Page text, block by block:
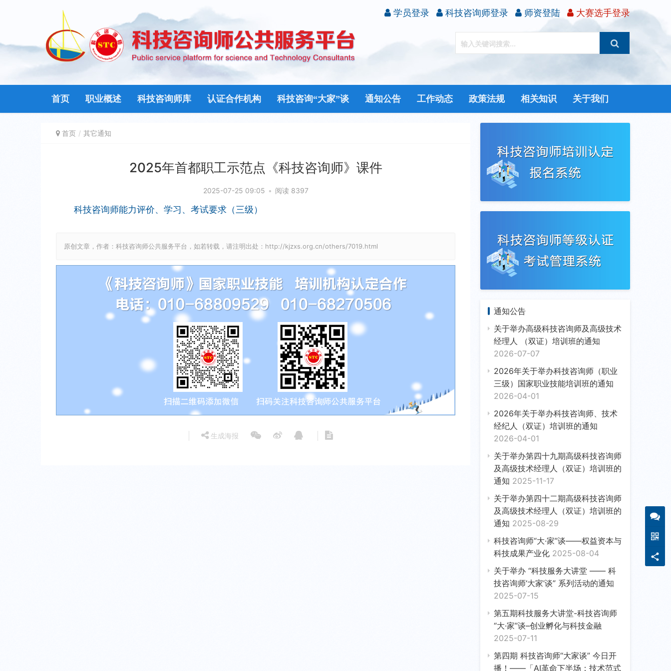
学员登录 科技咨询师登录 师资登陆 大赛选手登录
首页 职业概述 科技咨询师库 认证合作机构 科技咨询“大家”谈 通知公告 工作动态 政策法规 相关知识 关于我们
首页 其它通知
2025年首都职工示范点《科技咨询师》课件
2025-07-25 09:05 • 阅读 8397
科技咨询师能力评价、学习、考试要求（三级）
原创文章，作者：科技咨询师公共服务平台，如若转载，请注明出处：http://kjzxs.org.cn/others/7019.html
生成海报
通知公告
关于举办高级科技咨询师及高级技术
经理人 （双证）培训班的通知
2026-07-07
2026年关于举办科技咨询师（职业
三级）国家职业技能培训班的通知
2026-04-01
2026年关于举办科技咨询师、技术
经纪人（双证）培训班的通知
2026-04-01
关于举办第四十九期高级科技咨询师
及高级技术经理人（双证）培训班的
通知 2025-11-17
关于举办第四十二期高级科技咨询师
及高级技术经理人（双证）培训班的
通知 2025-08-29
科技咨询师“大·家”谈——权益资本与
科技成果产业化 2025-08-04
关于举办 “科技服务大讲堂 —— 科
技咨询师‘大家’谈” 系列活动的通知
2025-07-15
第五期科技服务大讲堂-科技咨询师
“大·家”谈–创业孵化与科技金融
2025-07-11
第四期 科技咨询师“大家谈” 今日开
播！——「AI革命下半场：技术范式